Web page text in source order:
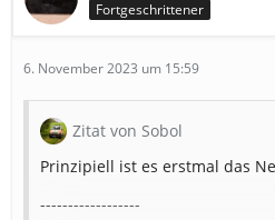
Fortgeschrittener
6. November 2023 um 15:59
Zitat von Sobol
Prinzipiell ist es erstmal das
------------------